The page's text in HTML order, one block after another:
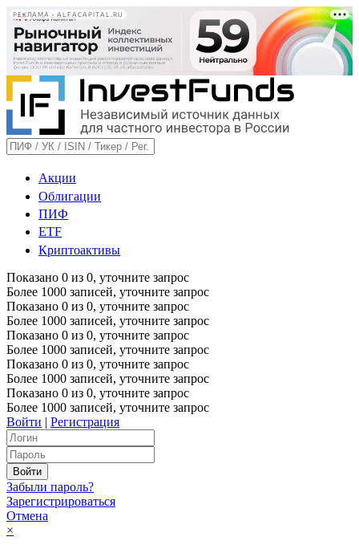
РЕКЛАМА • ALFACAPITAL.RU
Акции
Облигации
ПИФ
ETF
Криптоактивы
Показано 0 из 0, уточните запрос
Более 1000 записей, уточните запрос
Показано 0 из 0, уточните запрос
Более 1000 записей, уточните запрос
Показано 0 из 0, уточните запрос
Более 1000 записей, уточните запрос
Показано 0 из 0, уточните запрос
Более 1000 записей, уточните запрос
Показано 0 из 0, уточните запрос
Более 1000 записей, уточните запрос
Войти | Регистрация
Забыли пароль?
Зарегистрироваться
Отмена
×